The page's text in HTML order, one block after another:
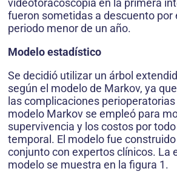
videotoracoscopia en la primera
fueron sometidas a descuento por
periodo menor de un año.
Modelo estadístico
Se decidió utilizar un árbol
según el modelo de Markov, ya
las complicaciones perioperatorias
modelo Markov se empleó para
supervivencia y los costos por
temporal. El modelo fue
conjunto con expertos clínicos. La
modelo se muestra en la figura 1.